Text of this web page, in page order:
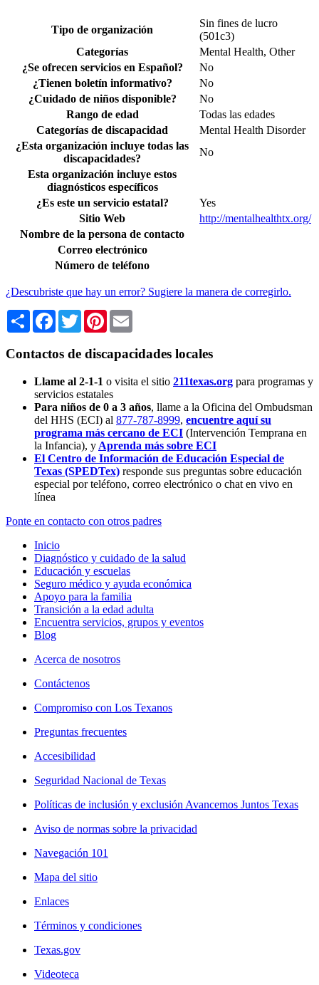
Tipo de organización
Sin fines de lucro
(501c3)
Categorías
Mental Health, Other
¿Se ofrecen servicios en Español?
No
¿Tienen boletín informativo?
No
¿Cuidado de niños disponible?
No
Rango de edad
Todas las edades
Categorías de discapacidad
Mental Health Disorder
¿Esta organización incluye todas las
discapacidades?
No
Esta organización incluye estos
diagnósticos específicos
¿Es este un servicio estatal?
Yes
Sitio Web
http://mentalhealthtx.org/
Nombre de la persona de contacto
Correo electrónico
Número de teléfono
¿Descubriste que hay un error? Sugiere la manera de corregirlo.
Share Facebook
TwitterPinterest
Contactos de discapacidades locales
Llame al 2-1-1 o visita el sitio 211texas.org para programas y
servicios estatales
Para niños de 0 a 3 años, llame a la Oficina del Ombudsman
del HHS (ECI) al 877-787-8999, encuentre aquí su
programa más cercano de ECI (Intervención Temprana en
la Infancia), y Aprenda más sobre ECI
El Centro de Información de Educación Especial de
Texas (SPEDTex) responde sus preguntas sobre educación
especial por teléfono, correo electrónico o chat en vivo en
línea
Ponte en contacto con otros padres
Inicio
Diagnóstico y cuidado de la salud
Educación y escuelas
Seguro médico y ayuda económica
Apoyo para la familia
Transición a la edad adulta
Encuentra servicios, grupos y eventos
Blog
Acerca de nosotros
Contáctenos
Compromiso con Los Texanos
Preguntas frecuentes
Accesibilidad
Seguridad Nacional de Texas
Políticas de inclusión y exclusión Avancemos Juntos Texas
Aviso de normas sobre la privacidad
Navegación 101
Mapa del sitio
Enlaces
Términos y condiciones
Texas.gov
Videoteca